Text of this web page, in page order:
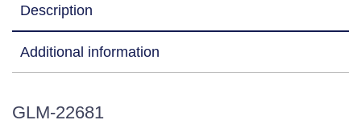
Description
Additional information
GLM-22681